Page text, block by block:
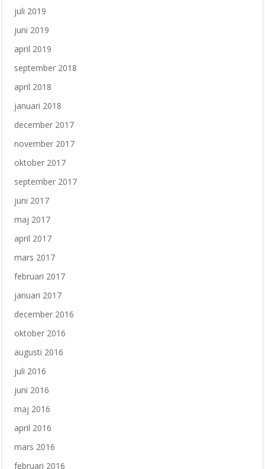
juli 2019
juni 2019
april 2019
september 2018
april 2018
januari 2018
december 2017
november 2017
oktober 2017
september 2017
juni 2017
maj 2017
april 2017
mars 2017
februari 2017
januari 2017
december 2016
oktober 2016
augusti 2016
juli 2016
juni 2016
maj 2016
april 2016
mars 2016
februari 2016